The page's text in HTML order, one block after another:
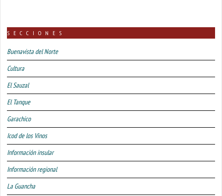
SECCIONES
Buenavista del Norte
Cultura
El Sauzal
El Tanque
Garachico
Icod de los Vinos
Información insular
Información regional
La Guancha